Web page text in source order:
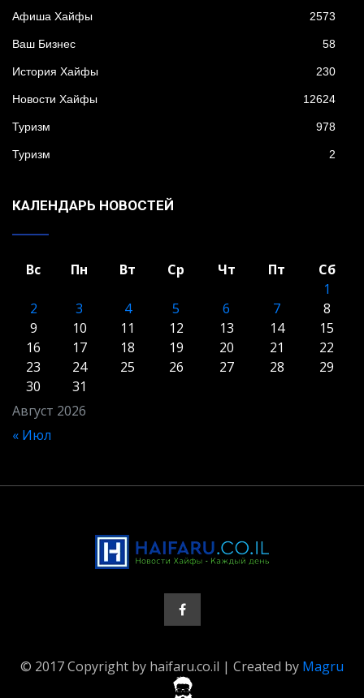
Афиша Хайфы 2573
Ваш Бизнес 58
История Хайфы 230
Новости Хайфы 12624
Туризм 978
Туризм 2
КАЛЕНДАРЬ НОВОСТЕЙ
Август 2026
Вс Пн Вт Ср Чт Пт
Сб
1
2
3 4 5 6 7
8
9
10 11 12 13 14
15
16
17 18 19 20 21
22
23
24 25 26 27 28
29
30
31
« Июл
© 2017 Copyright by haifaru.co.il | Created by Magru